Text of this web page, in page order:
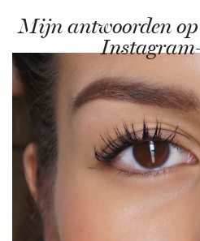
Mijn antwoorden op